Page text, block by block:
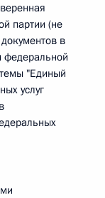
партии (не
в
федеральной
"Единый
услуг